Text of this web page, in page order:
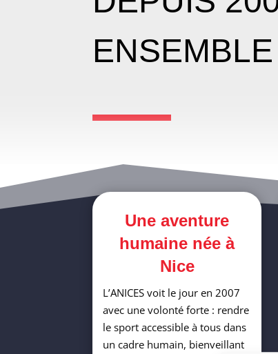
ENSEMBLE
Une aventure
humaine née à
Nice
L’ANICES voit le jour en 2007
avec une volonté forte : rendre
le sport accessible à tous dans
un cadre humain, bienveillant